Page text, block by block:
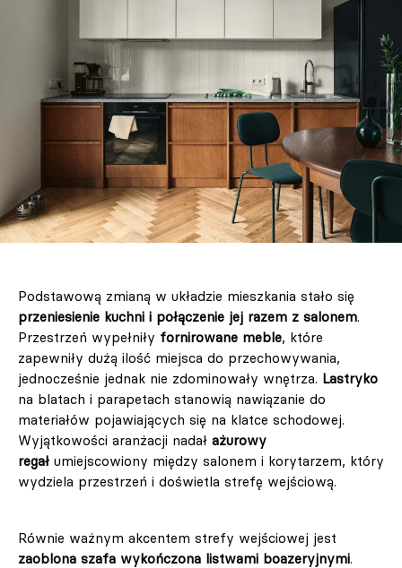
Podstawową zmianą w układzie mieszkania stało się
przeniesienie kuchni i połączenie jej razem z salonem.
Przestrzeń wypełniły fornirowane meble, które
zapewniły dużą ilość miejsca do przechowywania,
jednocześnie jednak nie zdominowały wnętrza. Lastryko
na blatach i parapetach stanowią nawiązanie do
materiałów pojawiających się na klatce schodowej.
Wyjątkowości aranżacji nadał ażurowy
regał umiejscowiony między salonem i korytarzem, który
wydziela przestrzeń i doświetla strefę wejściową.
Równie ważnym akcentem strefy wejściowej jest
zaoblona szafa wykończona listwami boazeryjnymi.